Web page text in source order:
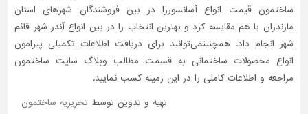
ساختمون قیمت انواع آسانسوررا در بین فروشندگان شهرهای استان
مازندران با هم مقایسه کرد و بهترین انتخاب را در بین انواع آندر شهر قائم
شهر انجام داد. همچنینمی‌توانید برای دریافت اطلاعات تکمیلی پیرامون
انواع محصولات ساختمانی به قسمت مطالب وبلاگ سایت ساختمون
مراجعه و اطلاعات کاملی را در این زمینه کسب نمایید.
تهیه و تدوین توسط تحریریه ساختمون